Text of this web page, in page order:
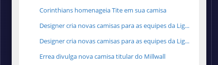
Corinthians homenageia Tite em sua camisa
Designer cria novas camisas para as equipes da Lig...
Designer cria novas camisas para as equipes da Lig...
Errea divulga nova camisa titular do Millwall